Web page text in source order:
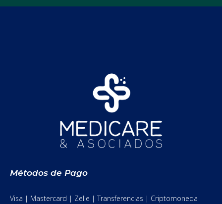
Métodos de Pago
Visa | Mastercard | Zelle | Transferencias | Criptomoneda